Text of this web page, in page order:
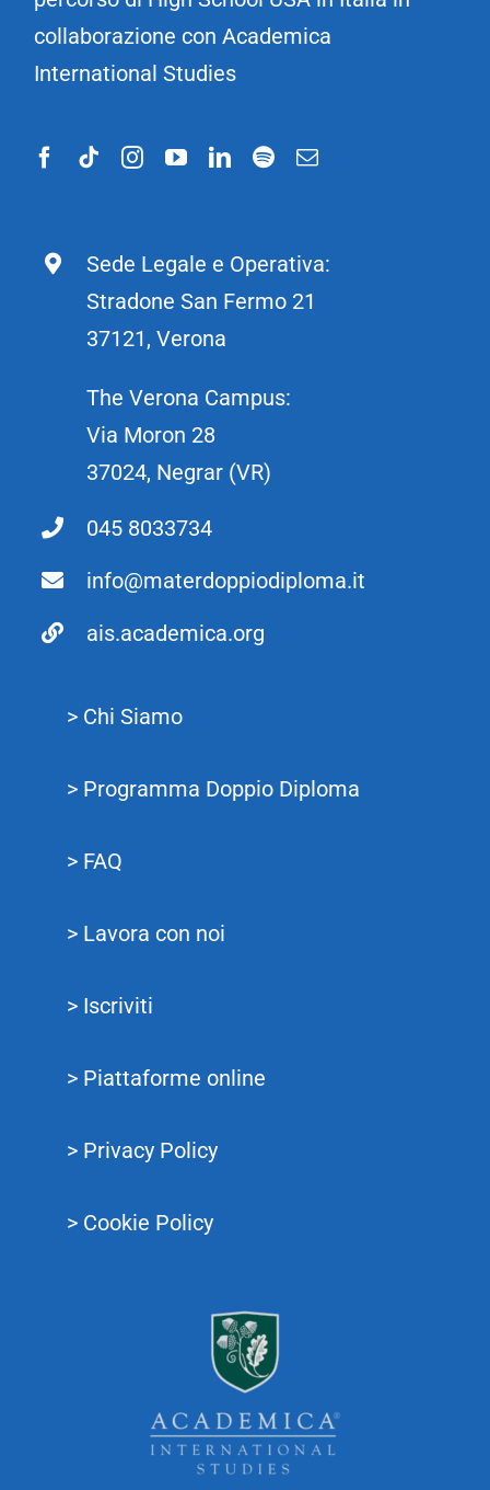
collaborazione con Academica
International Studies
Sede Legale e Operativa:
Stradone San Fermo 21
37121, Verona
The Verona Campus:
Via Moron 28
37024, Negrar (VR)
045 8033734
info@materdoppiodiploma.it
ais.academica.org
> Chi Siamo
> Programma Doppio Diploma
> FAQ
> Lavora con noi
> Iscriviti
> Piattaforme online
> Privacy Policy
> Cookie Policy